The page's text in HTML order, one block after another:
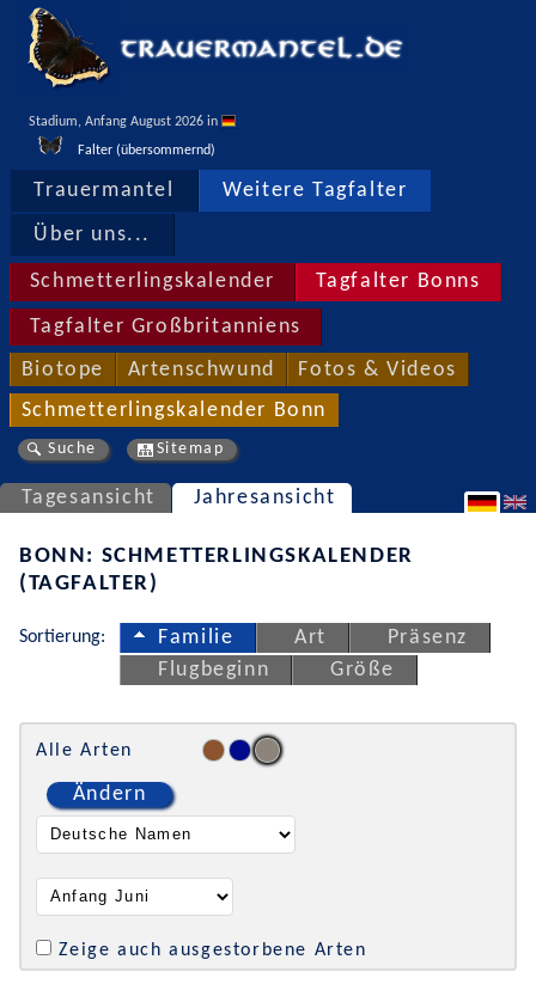
Stadium, Anfang August 2026 in
Falter (übersommernd)
Trauermantel Weitere Tagfalter
Über uns...
Schmetterlingskalender Tagfalter Bonns
Tagfalter Großbritanniens
Biotope Artenschwund Fotos & Videos
Schmetterlingskalender Bonn
Suche Sitemap
Tagesansicht Jahresansicht
BONN: SCHMETTERLINGSKALENDER
(TAGFALTER)
Sortierung: Familie Art
Präsenz
Flugbeginn
Größe
Alle Arten
Ändern
Zeige auch ausgestorbene Arten